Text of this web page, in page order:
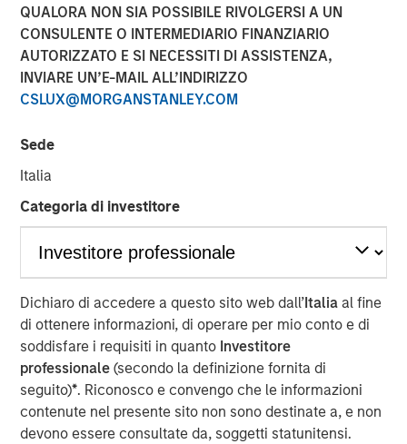
QUALORA NON SIA POSSIBILE RIVOLGERSI A UN
CONSULENTE O INTERMEDIARIO FINANZIARIO
AUTORIZZATO E SI NECESSITI DI ASSISTENZA,
INVIARE UN’E-MAIL ALL’INDIRIZZO
CSLUX@MORGANSTANLEY.COM
Sede
Italia
Categoria di investitore
Dichiaro di accedere a questo sito web dall’Italia al fine
di ottenere informazioni, di operare per mio conto e di
soddisfare i requisiti in quanto Investitore
professionale(secondo la definizione fornita di
seguito)*. Riconosco e convengo che le informazioni
contenute nel presente sito non sono destinate a, e non
devono essere consultate da, soggetti statunitensi.
30 MAGGIO 2024
Rohanjit Chaudhry
Executive Director
26:29
00:00
Rohanjit Chaudhry, Executive Director at Morgan Stanley
Capital Partners, and Corinne Spears, principal at
Achieve Partners, joined host Todd Kinney, National
Relationship Director at BDO's private equity practice, to
discuss how private equity continues to approach
economic challenges, like the current high cost of capital,
through a lens of cautious optimism.